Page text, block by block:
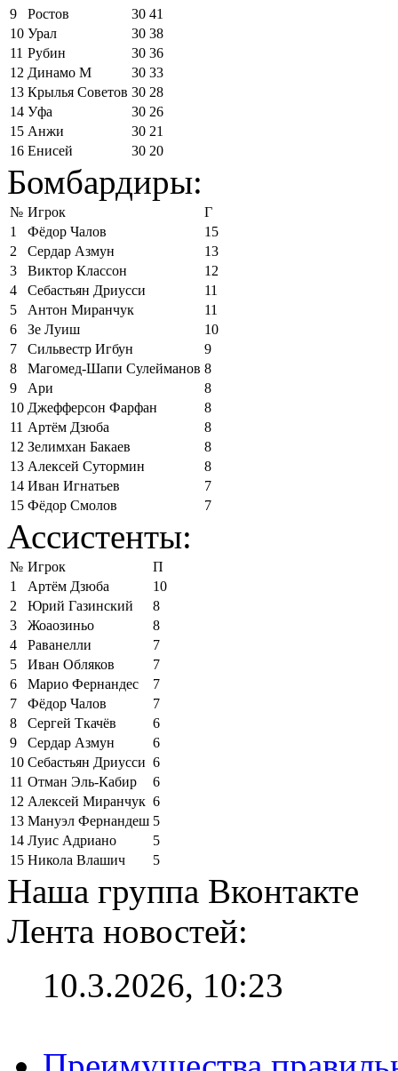
9
Ростов 30 41
10 Урал 30 38
11 Рубин 30 36
12 Динамо М 30 33
13 Крылья Советов 30 28
14 Уфа 30 26
15 Анжи 30 21
16 Енисей 30 20
Бомбардиры:
№ Игрок
Г
1
Фёдор Чалов
15
2
Сердар Азмун
13
3
Виктор Классон
12
4
Себастьян Дриусси
11
5
Антон Миранчук
11
6
Зе Луиш
10
7
Сильвестр Игбун
9
8
Магомед-Шапи Сулейманов 8
9
Ари
8
10 Джефферсон Фарфан
8
11 Артём Дзюба
8
12 Зелимхан Бакаев
8
13 Алексей Сутормин
8
14 Иван Игнатьев
7
15 Фёдор Смолов 7
Ассистенты:
№ Игрок
П
1
Артём Дзюба
10
2
Юрий Газинский
8
3
Жоаозиньо
8
4
Раванелли
7
5
Иван Обляков
7
6
Марио Фернандес
7
7
Фёдор Чалов
7
8
Сергей Ткачёв
6
9
Сердар Азмун
6
10 Себастьян Дриусси 6
11 Отман Эль-Кабир
6
12 Алексей Миранчук 6
13 Мануэл Фернандеш 5
14 Луис Адриано
5
15 Никола Влашич 5
Наша группа Вконтакте
Лента новостей:
10.3.2026, 10:23